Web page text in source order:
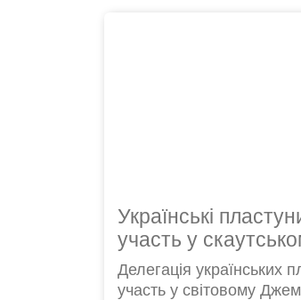
Українські
участь у
Делегація українських
участь у світовому